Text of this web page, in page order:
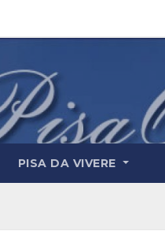
PISA DA VIVERE